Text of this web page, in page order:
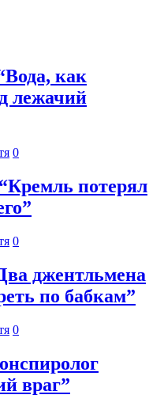
как
лежачий
0
потерял
0
джентльмена
по бабкам”
0
враг”